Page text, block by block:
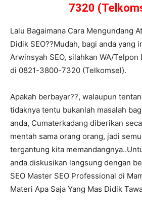
7320
Lalu Bagaimana Cara Mengundang
Didik SEO??Mudah, bagi anda yang
Arwinsyah SEO, silahkan WA/
di 0821-3800-7320 (Telkomsel).
Apakah berbayar??, walaupun
tidaknya tentu bukanlah masalah
anda, Cumaterkadang diberikan
mentah sama orang orang, jadi
tergantung kita
anda diskusikan langsung dengan
SEO Master SEO Professional di
Materi Apa Saja Yang Mas Didik